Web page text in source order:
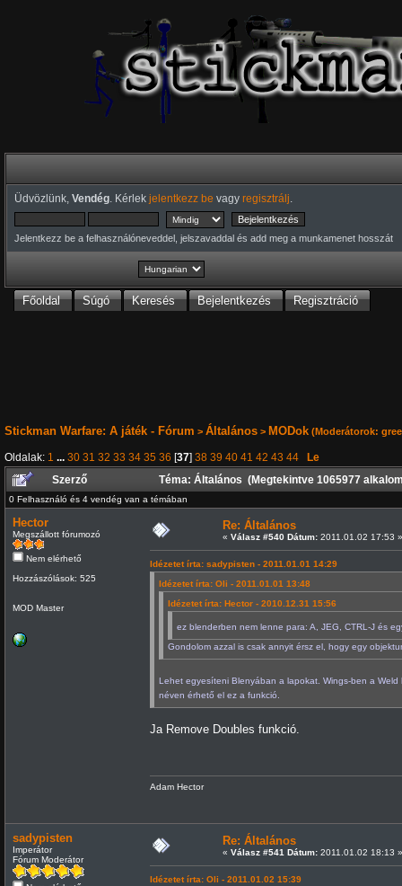
Üdvözlünk, Vendég. Kérlek jelentkezz be vagy regisztrálj
Jelentkezz be a felhasználóneveddel, jelszavaddal és add meg a munkamenet hosszát
Főoldal Súgó Keresés Bejelentkezés Regisztráció
Stickman Warfare: A játék - Fórum > Általános> MODok(Moderátorok:
Oldalak: 1 ... 30 31 32 33 34 35 36 [37] 38 39 40 41 42 43 44
Le
Szerző
Téma: Általános (Megtekintve 1065977
0 Felhasználó és 4 vendég van a témában
Hector
Megszállott fórumozó
Nem elérhető
Hozzászólások: 525
MOD Master
Re: Általános
« Válasz #540 Dátum:2011.01.02 17:53 »
Idézetet írta: sadypisten - 2011.01.01 14:29
Idézetet írta: Oli - 2011.01.01 13:48
Idézetet írta: Hector - 2010.12.31 15:56
ez blenderben nem lenne para: A, JEG, CTRL-J és
Gondolom azzal is csak annyit érsz el, hogy egy
Lehet egyesíteni Blenyában a lapokat. Wings-ben a
néven érhető el ez a funkció.
Ja Remove Doubles funkció.
Adam Hector
sadypisten
Imperátor
Fórum Moderátor
Re: Általános
« Válasz #541 Dátum:2011.01.02 18:13 »
Idézetet írta: Oli - 2011.01.02 15:39